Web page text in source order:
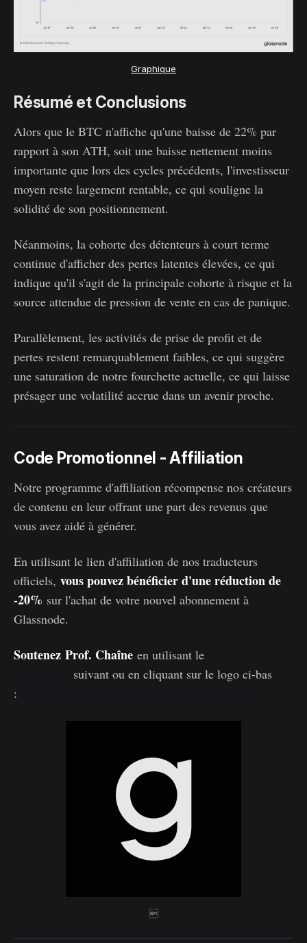
Graphique
Résumé et Conclusions
Alors que le BTC n'affiche qu'une baisse de 22% par
rapport à son ATH, soit une baisse nettement moins
importante que lors des cycles précédents, l'investisseur
moyen reste largement rentable, ce qui souligne la
solidité de son positionnement.
Néanmoins, la cohorte des détenteurs à court terme
continue d'afficher des pertes latentes élevées, ce qui
indique qu'il s'agit de la principale cohorte à risque et la
source attendue de pression de vente en cas de panique.
Parallèlement, les activités de prise de profit et de
pertes restent remarquablement faibles, ce qui suggère
une saturation de notre fourchette actuelle, ce qui laisse
présager une volatilité accrue dans un avenir proche.
Code Promotionnel - Affiliation
Notre programme d'affiliation récompense nos créateurs
de contenu en leur offrant une part des revenus que
vous avez aidé à générer.
En utilisant le lien d'affiliation de nos traducteurs
officiels, vous pouvez bénéficier d'une réduction de
-20% sur l'achat de votre nouvel abonnement à
Glassnode.
Soutenez Prof. Chaîne en utilisant le
suivant ou en cliquant sur le logo ci-bas
:
